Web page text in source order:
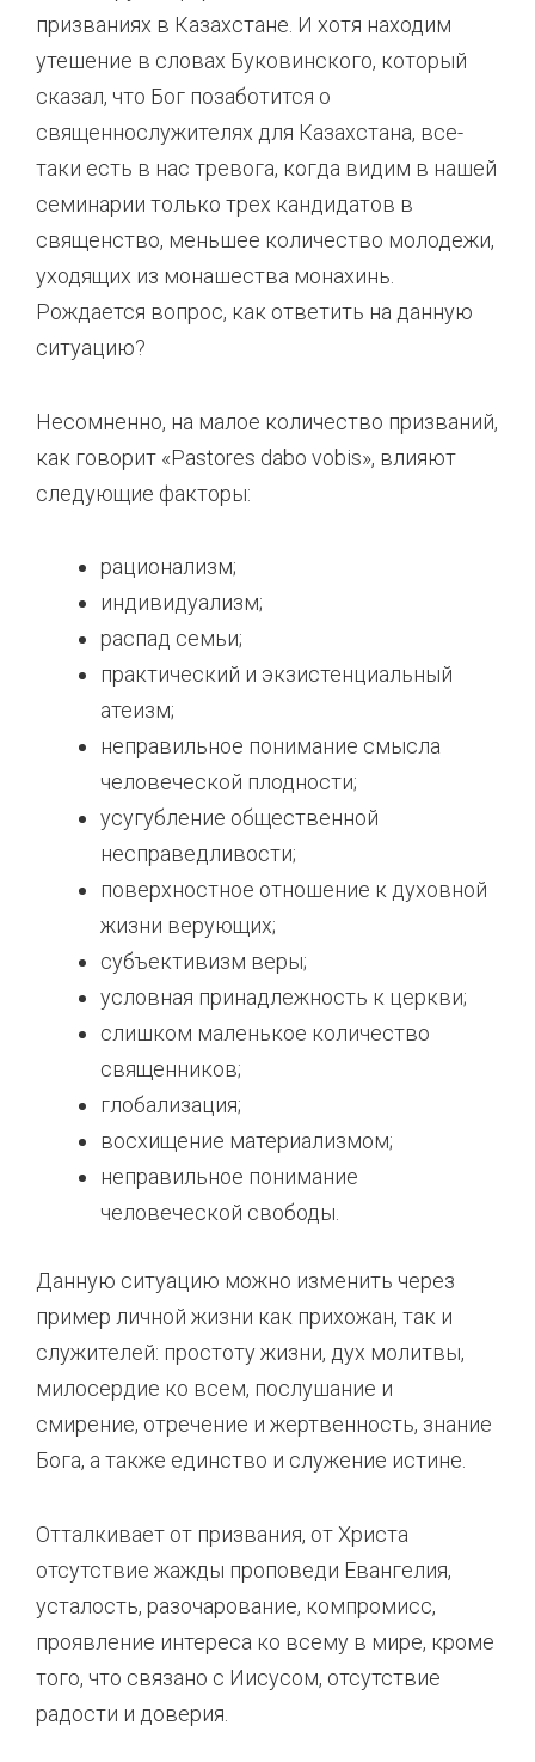
призваниях в Казахстане. И хотя находим
утешение в словах Буковинского, который
сказал, что Бог позаботится о
священнослужителях для Казахстана, все-
таки есть в нас тревога, когда видим в нашей
семинарии только трех кандидатов в
священство, меньшее количество молодежи,
уходящих из монашества монахинь.
Рождается вопрос, как ответить на данную
ситуацию?
Несомненно, на малое количество призваний,
как говорит «Pastores dabo vobis», влияют
следующие факторы:
рационализм;
индивидуализм;
распад семьи;
практический и экзистенциальный
атеизм;
неправильное понимание смысла
человеческой плодности;
усугубление общественной
несправедливости;
поверхностное отношение к духовной
жизни верующих;
субъективизм веры;
условная принадлежность к церкви;
слишком маленькое количество
священников;
глобализация;
восхищение материализмом;
неправильное понимание
человеческой свободы.
Данную ситуацию можно изменить через
пример личной жизни как прихожан, так и
служителей: простоту жизни, дух молитвы,
милосердие ко всем, послушание и
смирение, отречение и жертвенность, знание
Бога, а также единство и служение истине.
Отталкивает от призвания, от Христа
отсутствие жажды проповеди Евангелия,
усталость, разочарование, компромисс,
проявление интереса ко всему в мире, кроме
того, что связано с Иисусом, отсутствие
радости и доверия.